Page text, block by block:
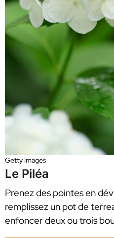
Getty Images
Le Piléa
Prenez des pointes en
remplissez un pot de
enfoncer deux ou trois